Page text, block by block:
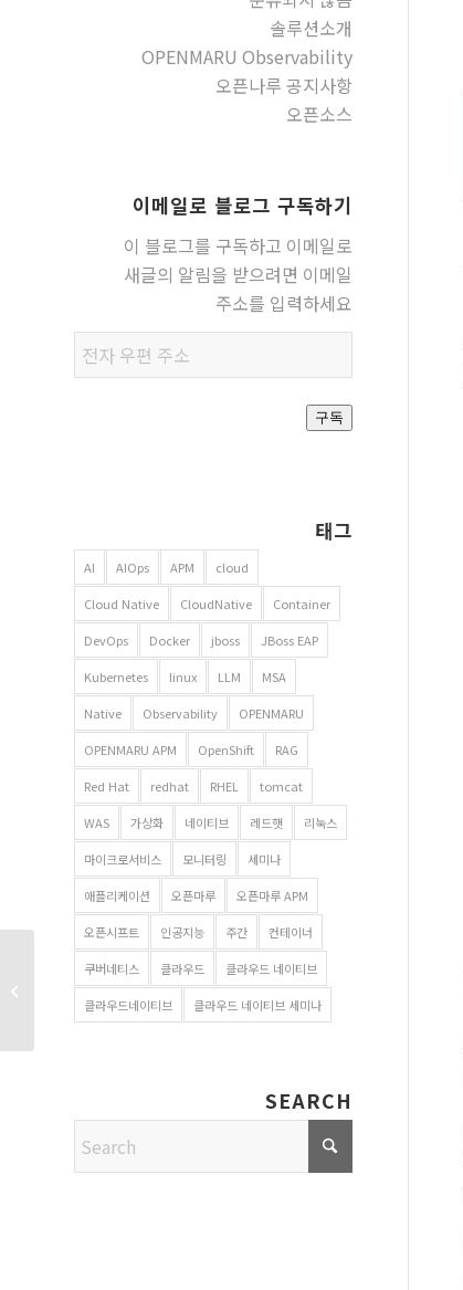
솔루션소개
OPENMARU Observability
오픈나루 공지사항
오픈소스
이메일로 블로그 구독하기
이 블로그를 구독하고 이메일로
새글의 알림을 받으려면 이메일
주소를 입력하세요
우편
주소
구독
태그
AI AIOps APM cloud
Cloud Native CloudNative Container
DevOps Docker jboss JBoss EAP
Kubernetes linux LLM MSA
Native Observability OPENMARU
OPENMARU APM OpenShift RAG
Red Hat redhat RHEL tomcat
WAS 가상화 네이티브 레드햇 리눅스
마이크로서비스 모니터링 세미나
애플리케이션 오픈마루 오픈마루 APM
오픈시프트 인공지능 주간 컨테이너
쿠버네티스 클라우드 클라우드 네이티브
클라우드네이티브 클라우드 네이티브 세미나
SEARCH
JBoss EAP(Enterprise
Application Platform) 6
설치 지원 환경